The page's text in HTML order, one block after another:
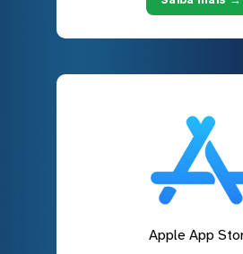
Apple App